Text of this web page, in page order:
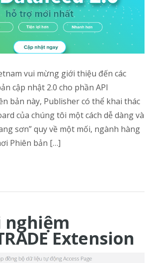
vui mừng giới thiệu đến các
cập nhật 2.0 cho phần API
bản này, Publisher có thể khai thác
của chúng tôi một cách dễ dàng và
sơn” quy về một mối, ngành hàng
Phiên bản […]
Extension